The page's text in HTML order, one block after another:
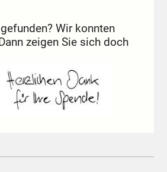
Wir konnten
zeigen Sie sich doch